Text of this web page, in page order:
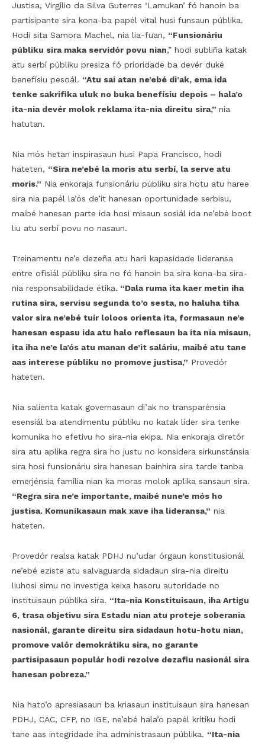
Justisa, Virgílio da Silva Guterres ‘Lamukan’ fó hanoin ba
partisipante sira kona-ba papél vital husi funsaun públika.
Hodi sita Samora Machel, nia lia-fuan, “Funsionáriu
públiku sira maka servidór povu nian,” hodi subliña katak
atu serbí públiku presiza fó prioridade ba devér duké
benefísiu pesoál. “Atu sai atan ne’ebé di’ak, ema ida
tenke sakrifika uluk no buka benefísiu depois – hala’o
ita-nia devér molok reklama ita-nia direitu sira,” nia
hatutan.
Nia mós hetan inspirasaun husi Papa Francisco, hodi
hateten, “Sira ne’ebé la moris atu serbí, la serve atu
moris.” Nia enkoraja funsionáriu públiku sira hotu atu haree
sira nia papél la’ós de’it hanesan oportunidade serbisu,
maibé hanesan parte ida hosi misaun sosiál ida ne’ebé boot
liu atu serbí povu no nasaun.
Treinamentu ne’e dezeña atu harii kapasidade lideransa
entre ofisiál públiku sira no fó hanoin ba sira kona-ba sira-
nia responsabilidade étika. “Dala ruma ita kaer metin iha
rutina sira, servisu segunda to’o sesta, no haluha tiha
valor sira ne’ebé tuir loloos orienta ita, formasaun ne’e
hanesan espasu ida atu halo reflesaun ba ita nia misaun,
ita iha ne’e la’ós atu manan de’it saláriu, maibé atu tane
aas interese públiku no promove justisa,” Provedór
hateten.
Nia salienta katak governasaun di’ak no transparénsia
esensiál ba atendimentu públiku no katak líder sira tenke
komunika ho efetivu ho sira-nia ekipa. Nia enkoraja diretór
sira atu aplika regra sira ho justu no konsidera sirkunstánsia
sira hosi funsionáriu sira hanesan bainhira sira tarde tanba
emerjénsia família nian ka moras molok aplika sansaun sira.
“Regra sira ne’e importante, maibé nune’e mós ho
justisa. Komunikasaun mak xave iha lideransa,” nia
hateten.
Provedór realsa katak PDHJ nu’udar órgaun konstitusionál
ne’ebé eziste atu salvaguarda sidadaun sira-nia direitu
liuhosi simu no investiga keixa hasoru autoridade no
instituisaun públika sira. “Ita-nia Konstituisaun, iha Artigu
6, trasa objetivu sira Estadu nian atu proteje soberania
nasionál, garante direitu sira sidadaun hotu-hotu nian,
promove valór demokrátiku sira, no garante
partisipasaun populár hodi rezolve dezafiu nasionál sira
hanesan pobreza.”
Nia hato’o apresiasaun ba kriasaun instituisaun sira hanesan
PDHJ, CAC, CFP, no IGE, ne’ebé hala’o papél krítiku hodi
tane aas integridade iha administrasaun públika. “Ita-nia